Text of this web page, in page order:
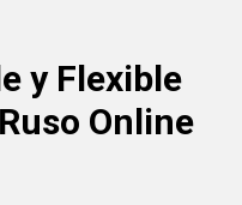
y Flexible
Online